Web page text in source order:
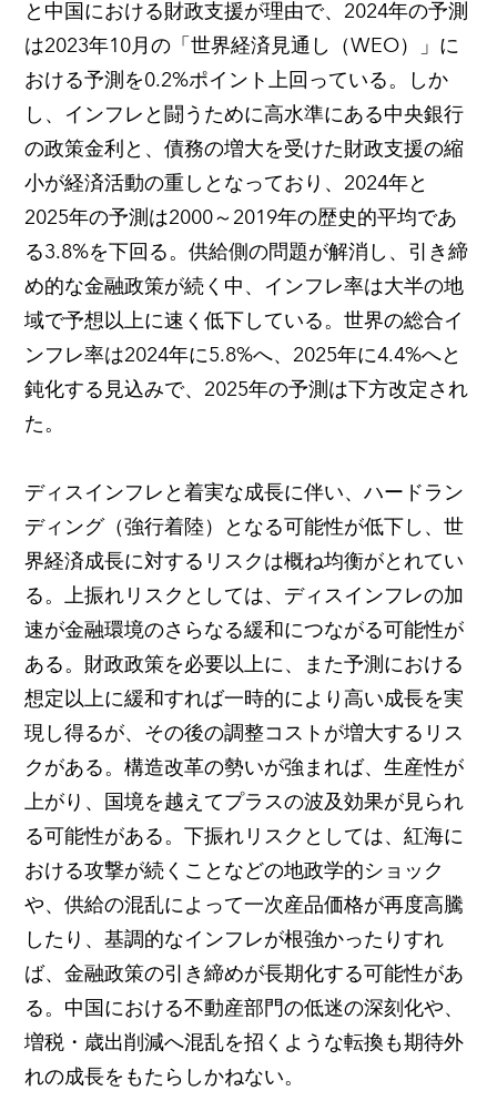
と中国における財政支援が理由で、2024年の予測
は2023年10月の「世界経済見通し（WEO）」に
おける予測を0.2%ポイント上回っている。しか
し、インフレと闘うために高水準にある中央銀行
の政策金利と、債務の増大を受けた財政支援の縮
小が経済活動の重しとなっており、2024年と
2025年の予測は2000～2019年の歴史的平均であ
る3.8%を下回る。供給側の問題が解消し、引き締
め的な金融政策が続く中、インフレ率は大半の地
域で予想以上に速く低下している。世界の総合イ
ンフレ率は2024年に5.8%へ、2025年に4.4%へと
鈍化する見込みで、2025年の予測は下方改定され
た。
ディスインフレと着実な成長に伴い、ハードラン
ディング（強行着陸）となる可能性が低下し、世
界経済成長に対するリスクは概ね均衡がとれてい
る。上振れリスクとしては、ディスインフレの加
速が金融環境のさらなる緩和につながる可能性が
ある。財政政策を必要以上に、また予測における
想定以上に緩和すれば一時的により高い成長を実
現し得るが、その後の調整コストが増大するリス
クがある。構造改革の勢いが強まれば、生産性が
上がり、国境を越えてプラスの波及効果が見られ
る可能性がある。下振れリスクとしては、紅海に
おける攻撃が続くことなどの地政学的ショック
や、供給の混乱によって一次産品価格が再度高騰
したり、基調的なインフレが根強かったりすれ
ば、金融政策の引き締めが長期化する可能性があ
る。中国における不動産部門の低迷の深刻化や、
増税・歳出削減へ混乱を招くような転換も期待外
れの成長をもたらしかねない。